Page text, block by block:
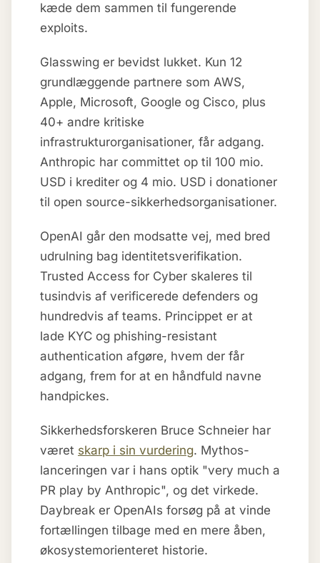
kæde dem sammen til fungerende
exploits.
Glasswing er bevidst lukket. Kun 12
grundlæggende partnere som AWS,
Apple, Microsoft, Google og Cisco, plus
40+ andre kritiske
infrastrukturorganisationer, får adgang.
Anthropic har committet op til 100 mio.
USD i krediter og 4 mio. USD i donationer
til open source-sikkerhedsorganisationer.
OpenAI går den modsatte vej, med bred
udrulning bag identitetsverifikation.
Trusted Access for Cyber skaleres til
tusindvis af verificerede defenders og
hundredvis af teams. Princippet er at
lade KYC og phishing-resistant
authentication afgøre, hvem der får
adgang, frem for at en håndfuld navne
handpickes.
Sikkerhedsforskeren Bruce Schneier har
været skarp i sin vurdering. Mythos-
lanceringen var i hans optik "very much a
PR play by Anthropic", og det virkede.
Daybreak er OpenAIs forsøg på at vinde
fortællingen tilbage med en mere åben,
økosystemorienteret historie.